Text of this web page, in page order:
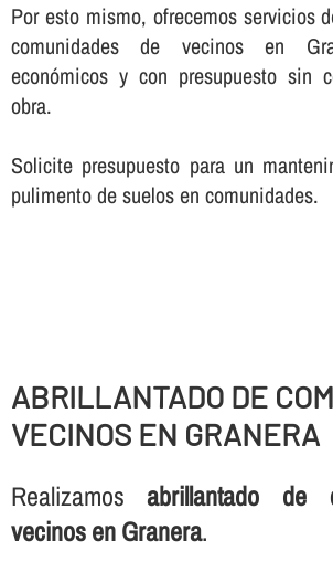
Por esto mismo, ofrecemos servicios
comunidades de vecinos en
económicos y con presupuesto sin
obra.
Solicite presupuesto para un
pulimento de suelos en comunidades.
ABRILLANTADO DE
VECINOS EN GRANERA
Realizamosabrillantado de
vecinos en Granera.